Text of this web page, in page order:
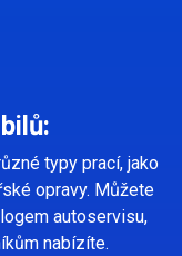
typy prací, jako
opravy. Můžete
autoservisu,
nabízíte.